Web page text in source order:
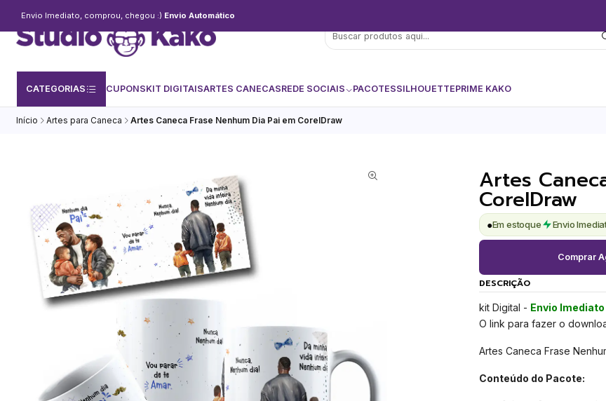
CATEGORIAS CUPONSKIT DIGITAISARTES CANECASREDE SOCIAIS PACOTESSILHOUETTEPRIME KAKO
Envio Imediato, comprou, chegou :) Envio Automático
Início Artes para Caneca Artes Caneca Frase Nenhum Dia Pai em CorelDraw
Artes
CorelDraw
●Em estoque Envio
Comprar
DESCRIÇÃO
kit Digital - Envio
O link para fazer o
Artes Caneca Frase
Conteúdo do Pacote: